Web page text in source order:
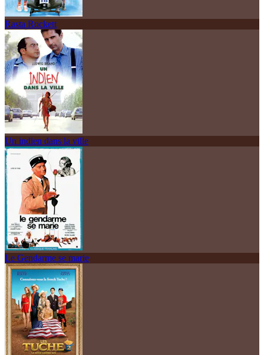
Rasta Rockett
Un indien dans la ville
Le Gendarme se marie